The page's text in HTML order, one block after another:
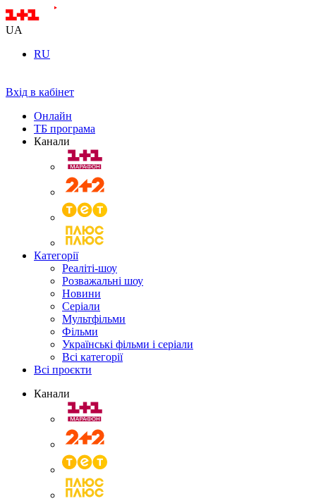
UA
RU
Вхід в кабінет
Онлайн
ТБ програма
Канали
Категорії
Реаліті-шоу
Розважальні шоу
Новини
Серіали
Мультфільми
Фільми
Українські фільми і серіали
Всі категорії
Всі проєкти
Канали